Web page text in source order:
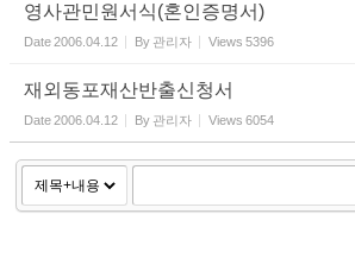
영사관민원서식(혼인증명서)
Date2006.04.12 By 관리자 Views 5396
재외동포재산반출신청서
Date2006.04.12 By 관리자 Views 6054